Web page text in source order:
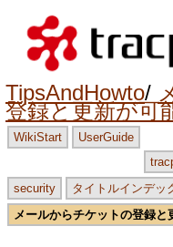
TipsAndHowto
登録と更新が可
WikiStart
UserGuide
security
タイトルインデッ
メールからチケットの登録と